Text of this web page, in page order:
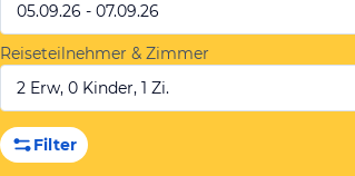
05.09.26 - 07.09.26
Reiseteilnehmer & Zimmer
2 Erw, 0 Kinder, 1 Zi.
Filter